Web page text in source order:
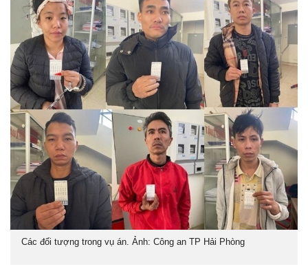
Các đối tượng trong vụ án. Ảnh: Công an TP Hải Phòng